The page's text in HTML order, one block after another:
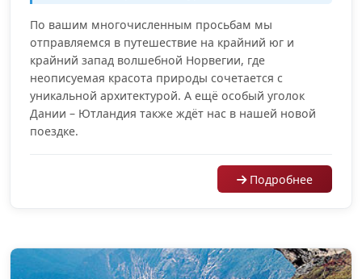
По вашим многочисленным просьбам мы
отправляемся в путешествие на крайний юг и
крайний запад волшебной Норвегии, где
неописуемая красота природы сочетается с
уникальной архитектурой. А ещё особый уголок
Дании – Ютландия также ждёт нас в нашей новой
поездке.
Подробнее